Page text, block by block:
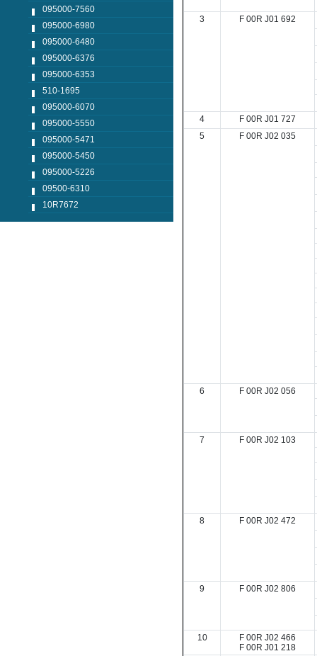
095000-7560
095000-6980
095000-6480
095000-6376
095000-6353
510-1695
095000-6070
095000-5550
095000-5471
095000-5450
095000-5226
09500-6310
10R7672
3 F 00R J01 692
4
F 00R J01 727
5
F 00R J02 035
6 F 00R J02 056
7 F 00R J02 103
8 F 00R J02 472
9 F 00R J02 806
10
F 00R J02 466
F 00R J01 218